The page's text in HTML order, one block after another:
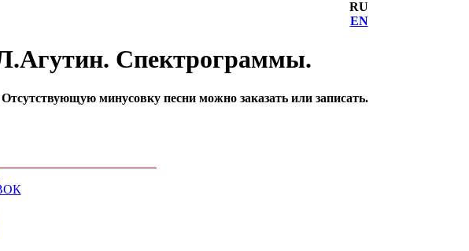
RU
EN
Спектрограммы.
минусовку песни можно заказать или записать.